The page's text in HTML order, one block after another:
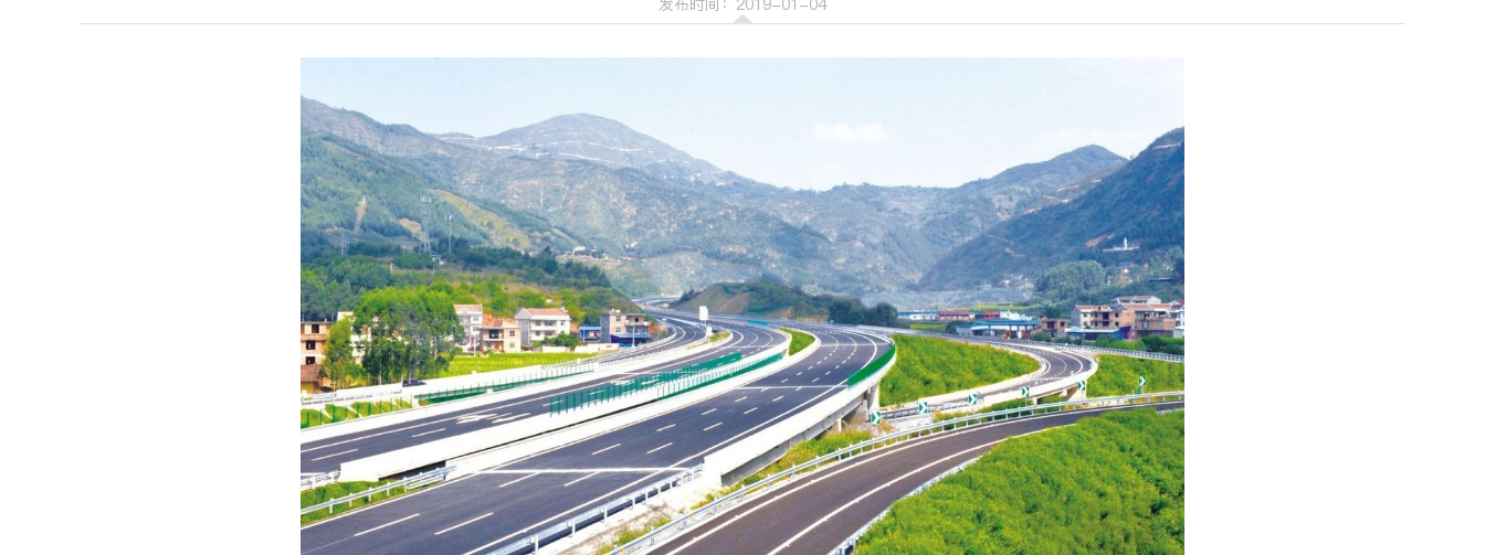
JSY-150矿用搅拌机
SPB8湿式混凝土喷射机
查看更多
发布时间：2019-01-04